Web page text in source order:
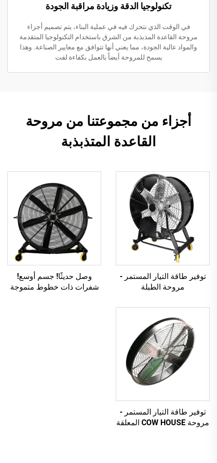
تكنولوجيا الدقة وزيادة مراقبة الجودة
في الوقت الذي نتحرك فيه في عملية البناء، يتم تصميم أجزاء
مروحة القاعدة المذبذبة من الشرق باستخدام التكنولوجيا المتقدمة
والمواد عالية الجودة، مما يعني أنها تتوافق مع معايير الصناعة. وهذا
يسمح للمروحة أيضاً بالعمل بكفاءة لفت
أجزاء من مجموعتنا من مروحة
القاعدة المتذبذبة
توفير طاقة التيار المستمر -
مروحة الطبلة
وصل حديثًا! جسم أوسع!
شفرات ذات خطوط متموجة
توفير طاقة التيار المستمر -
مروحة COW HOUSE المعلقة